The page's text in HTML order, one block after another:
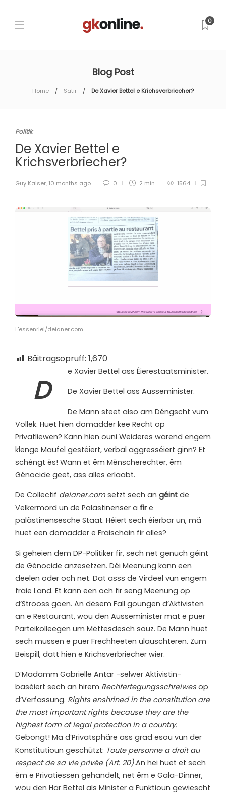
0
Blog Post
Home Satir De Xavier Bettel e Krichsverbriecher?
Politik
De Xavier Bettel e
Krichsverbriecher?
Guy Kaiser, 10 months ago 0 2 min 1564
L'essenriel/deianer.com
Bäitragsopruff: 1,670
D
e Xavier Bettel ass Éierestaatsminister.
De Xavier Bettel ass Ausseminister.
De Mann steet also am Déngscht vum
Vollek. Huet hien domadder kee Recht op
Privatliewen? Kann hien ouni Weideres wärend engem
klenge Maufel gestéiert, verbal aggresséiert ginn? Et
schéngt ës! Wann et ëm Mënscherechter, ëm
Génocide geet, ass alles erlaabt.
De Collectif deianer.com setzt sech an géint de
Vëlkermord un de Palästinenser a fire
palästinensesche Staat. Héiert sech éierbar un, mä
huet een domadder e Fräischäin fir alles?
Si geheien dem DP-Politiker fir, sech net genuch géint
de Génocide anzesetzen. Déi Meenung kann een
deelen oder och net. Dat asss de Virdeel vun engem
fräie Land. Et kann een och fir seng Meenung op
d’Strooss goen. An dësem Fall goungen d’Aktivisten
an e Restaurant, wou den Ausseminister mat e puer
Parteikolleegen um Mëttesdësch souz. De Mann huet
sech mussen e puer Frechheeten ulauschteren. Zum
Beispill, datt hien e Krichsverbriecher wier.
D’Madamm Gabrielle Antar -selwer Aktivistin-
baséiert sech an hirem Rechfertegungsschreiwes op
d’Verfassung. Rights enshrined in the constitution are
the most important rights because they are the
highest form of legal protection in a country.
Gebongt! Ma d’Privatsphäre ass grad esou vun der
Konstitutioun geschützt: Toute personne a droit au
respect de sa vie privée (Art. 20).An hei huet et sech
ëm e Privatiessen gehandelt, net ëm e Gala-Dinner,
wou den Här Bettel als Minister a Funktioun gewiescht